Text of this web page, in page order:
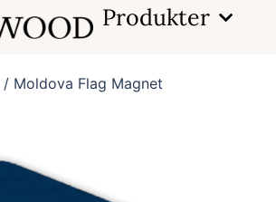
Produkter
/ Moldova Flag Magnet